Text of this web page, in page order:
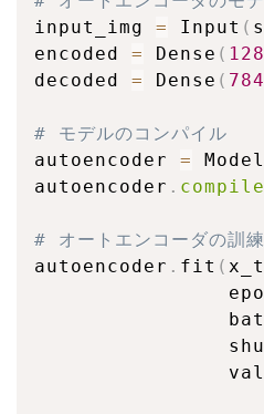
input_img = Input (
encoded = Dense ( 128
decoded = Dense ( 784
# モデルのコンパイル
autoencoder = Model
autoencoder . compile
# オートエンコーダの訓練
autoencoder . fit (